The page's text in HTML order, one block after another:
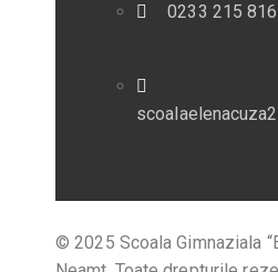
0233 215 816
© 2025 Scoala Gimnaziala